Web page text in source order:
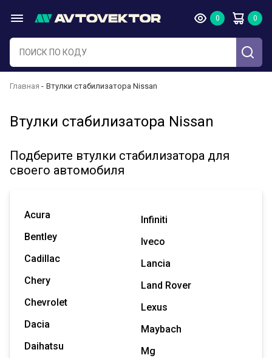
Главная Втулки стабилизатора Nissan
Втулки стабилизатора Nissan
Подберите втулки стабилизатора для
своего автомобиля
Acura
Bentley
Cadillac
Chery
Chevrolet
Dacia
Daihatsu
Infiniti
Iveco
Lancia
Land Rover
Lexus
Maybach
Mg